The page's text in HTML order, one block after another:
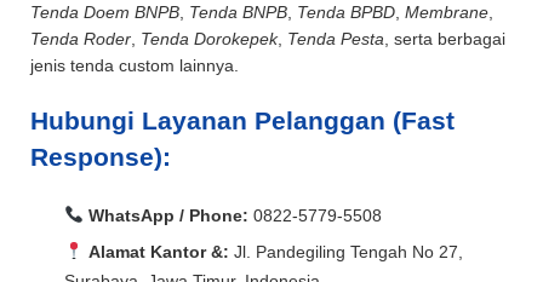
Tenda Doem BNPB Tenda BNPB Tenda BPBD Membrane
Tenda Roder Tenda Dorokepek, Tenda Pesta , serta berbagai
jenis tenda custom lainnya.
Hubungi Layanan Pelanggan (Fast
Response):
WhatsApp / Phone: 0822-5779-5508
Alamat Kantor &: Jl. Pandegiling Tengah No 27,